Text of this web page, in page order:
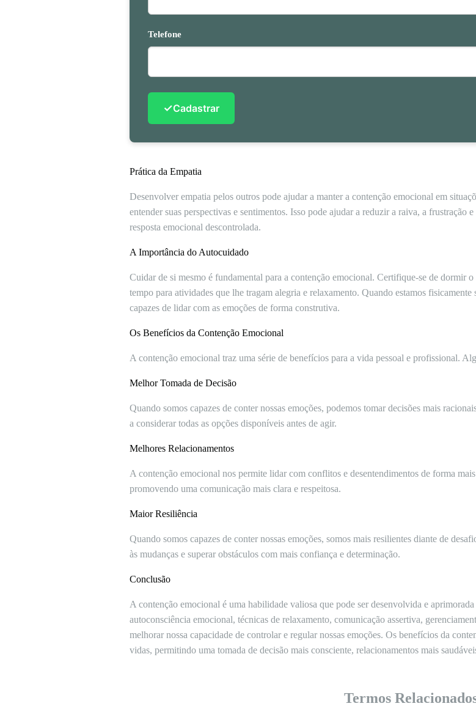
Telefone
✓Cadastrar
Prática da Empatia
Desenvolver empatia pelos outros pode ajudar a manter a contenção emocional em
entender suas perspectivas e sentimentos. Isso pode ajudar a reduzir a raiva, a frustração
resposta emocional descontrolada.
A Importância do Autocuidado
Cuidar de si mesmo é fundamental para a contenção emocional. Certifique-se de dormir
tempo para atividades que lhe tragam alegria e relaxamento. Quando estamos
capazes de lidar com as emoções de forma construtiva.
Os Benefícios da Contenção Emocional
A contenção emocional traz uma série de benefícios para a vida pessoal e profissional.
Melhor Tomada de Decisão
Quando somos capazes de conter nossas emoções, podemos tomar decisões mais
a considerar todas as opções disponíveis antes de agir.
Melhores Relacionamentos
A contenção emocional nos permite lidar com conflitos e desentendimentos de forma
promovendo uma comunicação mais clara e respeitosa.
Maior Resiliência
Quando somos capazes de conter nossas emoções, somos mais resilientes diante de
às mudanças e superar obstáculos com mais confiança e determinação.
Conclusão
A contenção emocional é uma habilidade valiosa que pode ser desenvolvida e
autoconsciência emocional, técnicas de relaxamento, comunicação assertiva,
melhorar nossa capacidade de controlar e regular nossas emoções. Os benefícios da
vidas, permitindo uma tomada de decisão mais consciente, relacionamentos mais
Termos